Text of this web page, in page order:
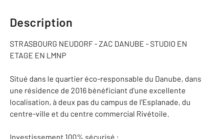
Description
STRASBOURG NEUDORF - ZAC DANUBE - STUDIO EN
ETAGE EN LMNP
Situé dans le quartier éco-responsable du Danube, dans
une résidence de 2016 bénéficiant d'une excellente
localisation, à deux pas du campus de l'Esplanade, du
centre-ville et du centre commercial Rivétoile.
Investissement 100% sécurisé :